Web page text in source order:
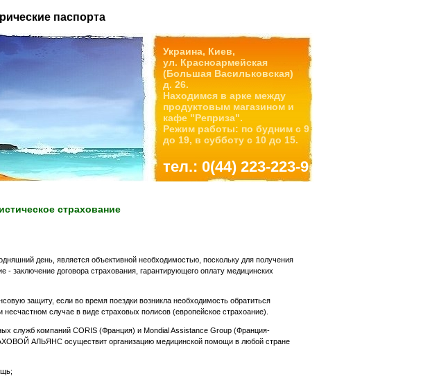
паспорта
Украина, Киев,
ул. Красноармейская
(Большая Васильковская)
д. 26.
Находимся в арке между
продуктовым магазином и
кафе "Реприза".
Режим работы: по будним с 9
до 19, в субботу с 10 до 15.
тел.: 0(44) 223-223-9
страхование
день, является объективной необходимостью, поскольку для получения
- заключение договора страхования, гарантирующего оплату медицинских
защиту, если во время поездки возникла необходимость обратиться
случае в виде страховых полисов (европейское страхоание).
служб компаний CORIS (Франция) и Mondial Assistance Group (Франция-
АЛЬЯНС осуществит организацию медицинской помощи в любой стране